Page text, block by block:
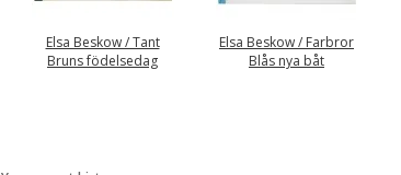
Elsa Beskow / Tant
Bruns födelsedag
Elsa Beskow / Farbror
Blås nya båt